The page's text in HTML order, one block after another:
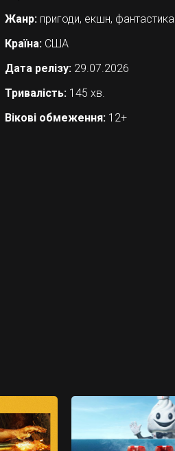
Жанр: пригоди, екшн, фантастика
Країна: США
Дата релізу: 29.07.2026
Тривалість: 145 хв.
Вікові обмеження: 12+